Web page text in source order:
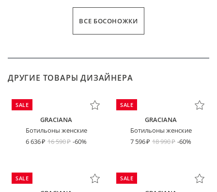
ВСЕ БОСОНОЖКИ
ДРУГИЕ ТОВАРЫ ДИЗАЙНЕРА
SALE
GRACIANA
Ботильоны женские
6 636
16 590 -60%
SALE
GRACIANA
Ботильоны женские
7 596
18 990 -60%
SALE SALE